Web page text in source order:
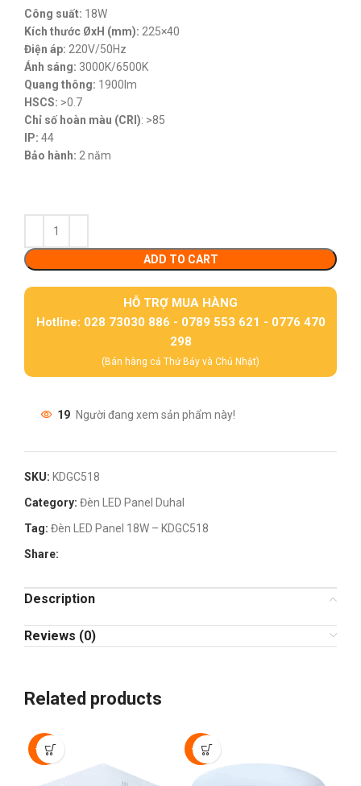
Công suất: 18W
Kích thước ØxH (mm): 225×40
Điện áp: 220V/50Hz
Ánh sáng: 3000K/6500K
Quang thông: 1900lm
HSCS: >0.7
Chỉ số hoàn màu (CRI): >85
IP: 44
Bảo hành: 2 năm
ADD TO CART
HỖ TRỢ MUA HÀNG
Hotline: 028 73030 886 - 0789 553 621 - 0776 470
298
(Bán hàng cả Thứ Bảy và Chủ Nhật)
19 Người đang xem sản phẩm này!
SKU: KDGC518
Category: Đèn LED Panel Duhal
Tag: Đèn LED Panel 18W – KDGC518
Share:
Description
Reviews (0)
Related products
-30% -50%